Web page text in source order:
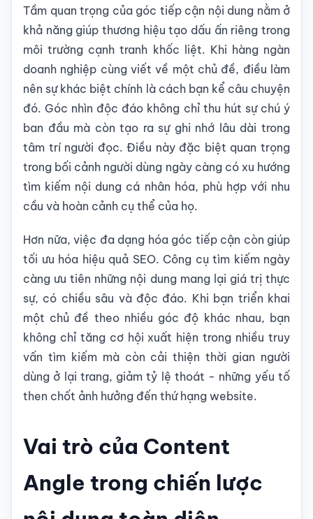
Tầm quan trọng của góc tiếp cận nội dung nằm ở
khả năng giúp thương hiệu tạo dấu ấn riêng trong
môi trường cạnh tranh khốc liệt. Khi hàng ngàn
doanh nghiệp cùng viết về một chủ đề, điều làm
nên sự khác biệt chính là cách bạn kể câu chuyện
đó. Góc nhìn độc đáo không chỉ thu hút sự chú ý
ban đầu mà còn tạo ra sự ghi nhớ lâu dài trong
tâm trí người đọc. Điều này đặc biệt quan trọng
trong bối cảnh người dùng ngày càng có xu hướng
tìm kiếm nội dung cá nhân hóa, phù hợp với nhu
cầu và hoàn cảnh cụ thể của họ.
Hơn nữa, việc đa dạng hóa góc tiếp cận còn giúp
tối ưu hóa hiệu quả SEO. Công cụ tìm kiếm ngày
càng ưu tiên những nội dung mang lại giá trị thực
sự, có chiều sâu và độc đáo. Khi bạn triển khai
một chủ đề theo nhiều góc độ khác nhau, bạn
không chỉ tăng cơ hội xuất hiện trong nhiều truy
vấn tìm kiếm mà còn cải thiện thời gian người
dùng ở lại trang, giảm tỷ lệ thoát - những yếu tố
then chốt ảnh hưởng đến thứ hạng website.
Vai trò của Content
Angle trong chiến lược